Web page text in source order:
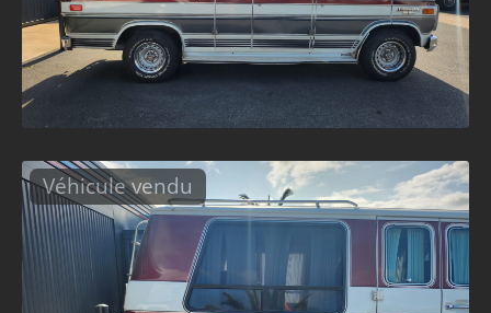
Véhicule vendu